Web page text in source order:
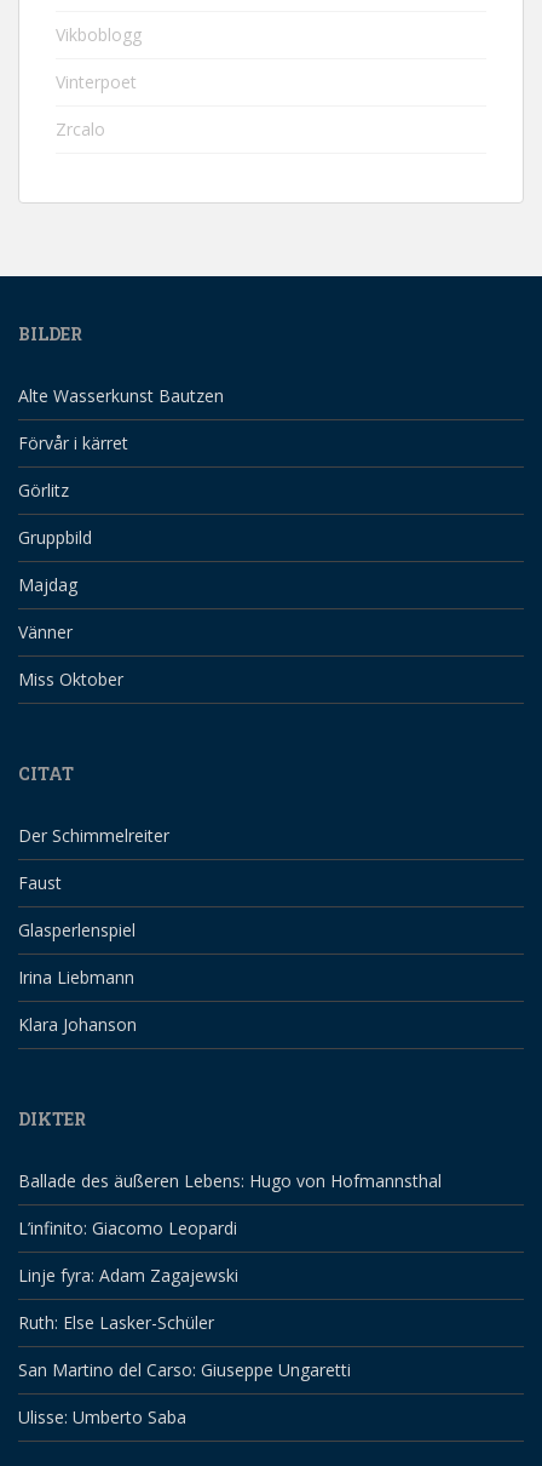
Vikboblogg
Vinterpoet
Zrcalo
BILDER
Alte Wasserkunst Bautzen
Förvår i kärret
Görlitz
Gruppbild
Majdag
Vänner
Miss Oktober
CITAT
Der Schimmelreiter
Faust
Glasperlenspiel
Irina Liebmann
Klara Johanson
DIKTER
Ballade des äußeren Lebens: Hugo von Hofmannsthal
L’infinito: Giacomo Leopardi
Linje fyra: Adam Zagajewski
Ruth: Else Lasker-Schüler
San Martino del Carso: Giuseppe Ungaretti
Ulisse: Umberto Saba